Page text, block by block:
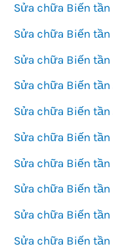
Sửa chữa Biến tần
Sửa chữa Biến
Sửa chữa Biến tần
Sửa chữa Biến tần
Sửa chữa Biến tần
Sửa chữa Biến tần
Sửa chữa Biến tần
Sửa chữa Biến tần
Sửa chữa Biến tần
Sửa chữa Biến tần